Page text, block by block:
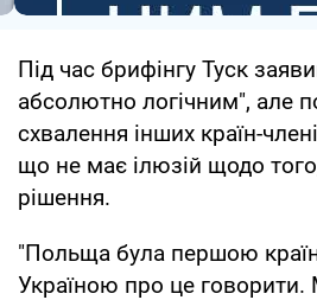
Під час брифінгу Туск
абсолютно логічним", але
схвалення інших країн-
що не має ілюзій щодо
рішення.
"Польща була першою
Україною про це